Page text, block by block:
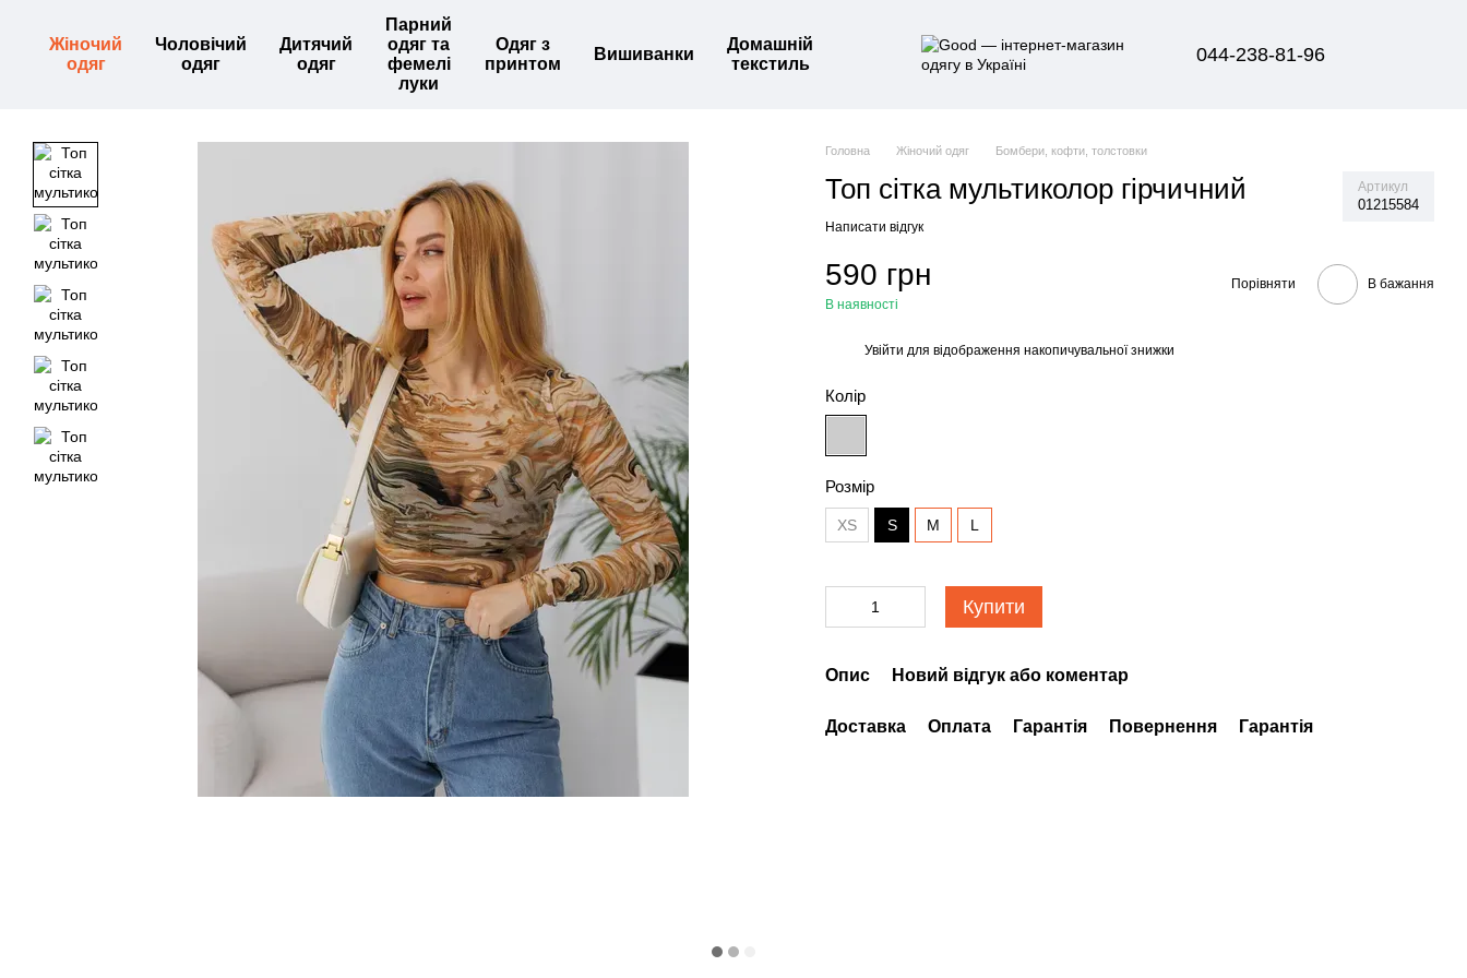
Жіночий
одяг
Чоловічий
одяг
Дитячий
одяг
Парний
одяг та
фемелі
луки
Одяг з
принтом
Вишиванки
Домашній
текстиль
044-238-81-96
Головна Жіночий одяг Бомбери, кофти, толстовки
Топ сітка мультиколор гірчичний Артикул
01215584
Написати відгук
590 грн
В наявності
Порівняти В бажання
Увійти для відображення накопичувальної знижки
Колір
Розмір
XS S M L
Купити
Опис Новий відгук або коментар
Доставка Оплата Гарантія Повернення Гарантія